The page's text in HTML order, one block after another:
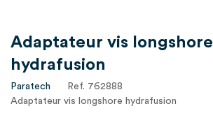
Adaptateur vis longshore
hydrafusion
Paratech
Ref. 762888
Adaptateur vis longshore hydrafusion